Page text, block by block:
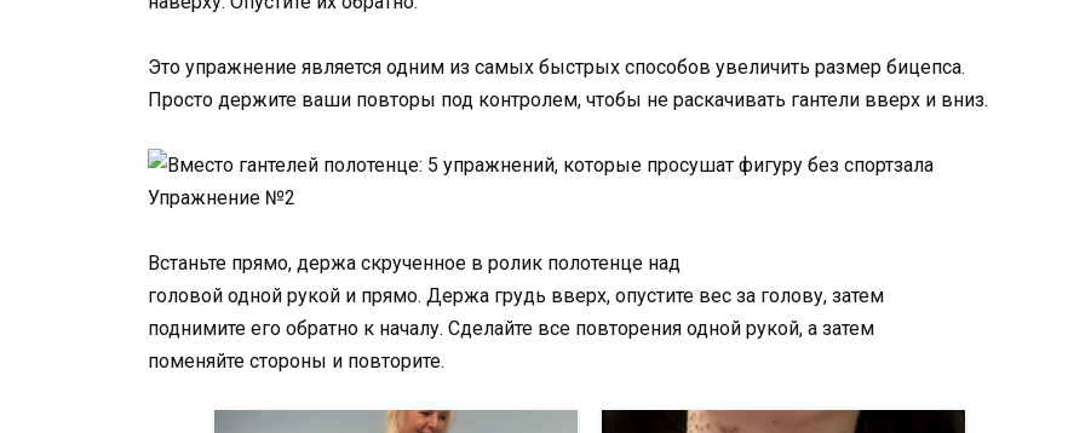
Это упражнение является одним из самых быстрых способов увеличить размер бицепса.
Просто держите ваши повторы под контролем, чтобы не раскачивать гантели вверх и вниз.
Упражнение №2
Встаньте прямо, держа скрученное в ролик полотенце над
головой одной рукой и прямо. Держа грудь вверх, опустите вес за голову, затем
поднимите его обратно к началу. Сделайте все повторения одной рукой, а затем
поменяйте стороны и повторите.